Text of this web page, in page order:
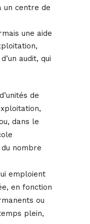
un centre de
une aide
audit, qui
de
dans le
nombre
emploient
en fonction
ou
plein,